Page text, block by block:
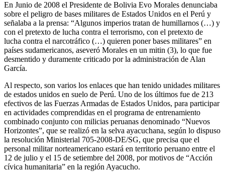
En Junio de 2008 el Presidente de Bolivia Evo Morales denunciaba
sobre el peligro de bases militares de Estados Unidos en el Perú y
señalaba a la prensa: “Algunos imperios tratan de humillarnos (…) y
con el pretexto de lucha contra el terrorismo, con el pretexto de
lucha contra el narcotráfico (…) quieren poner bases militares” en
países sudamericanos, aseveró Morales en un mitin (3), lo que fue
desmentido y duramente criticado por la administración de Alan
García.
Al respecto, son varios los enlaces que han tenido unidades militares
de estados unidos en suelo de Perú. Uno de los últimos fue de 213
efectivos de las Fuerzas Armadas de Estados Unidos, para participar
en actividades comprendidas en el programa de entrenamiento
combinado conjunto con milicias peruanas denominado “Nuevos
Horizontes”, que se realizó en la selva ayacuchana, según lo dispuso
la resolución Ministerial 705-2008-DE/SG, que precisa que el
personal militar norteamericano estará en territorio peruano entre el
12 de julio y el 15 de setiembre del 2008, por motivos de “Acción
cívica humanitaria” en la región Ayacucho.